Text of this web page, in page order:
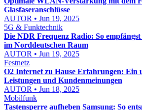
Glasfaseranschlüsse
AUTOR • Jun 19, 2025
5G & Funktechnik
Die NDR Frequenz Radio: So empfängst
im Norddeutschen Raum
AUTOR • Jun 19, 2025
Festnetz
O2 Internet zu Hause Erfahrungen: Ein
Leistungen und Kundenmeinungen
AUTOR • Jun 18, 2025
Mobilfunk
Tastensperre aufheben Samsung: So